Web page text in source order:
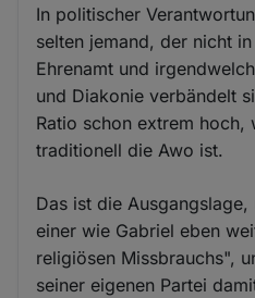
In politischer
selten jemand, der nicht
Ehrenamt und
und Diakonie verbändelt
Ratio schon extrem hoch,
traditionell die Awo ist.
Das ist die
einer wie Gabriel eben
religiösen Missbrauchs",
seiner eigenen Partei